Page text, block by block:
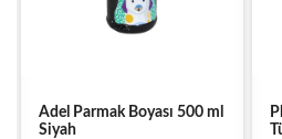
Adel Parmak Boyası 500 ml
Siyah